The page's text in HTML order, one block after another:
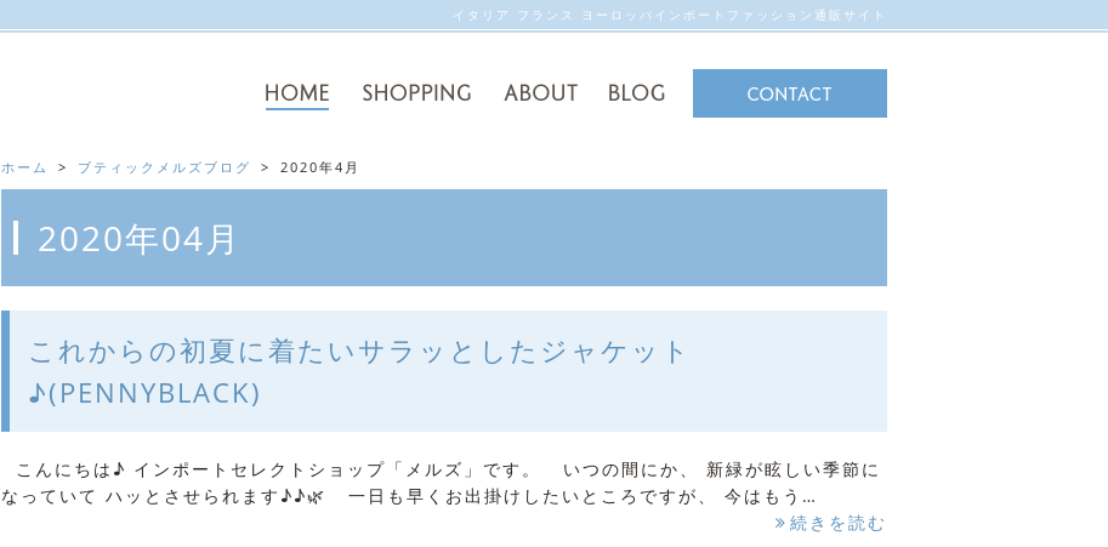
イタリア フランス ヨーロッパインポートファッション通販サイト
ホーム ブティックメルズブログ 2020年4月
2020年04月
これからの初夏に着たいサラッとしたジャケット
♪(PENNYBLACK)
こんにちは♪ インポートセレクトショップ「メルズ」です。 いつの間にか、 新緑が眩しい季節に
なっていて ハッとさせられます♪♪🌿 一日も早くお出掛けしたいところですが、 今はもう…
続きを読む